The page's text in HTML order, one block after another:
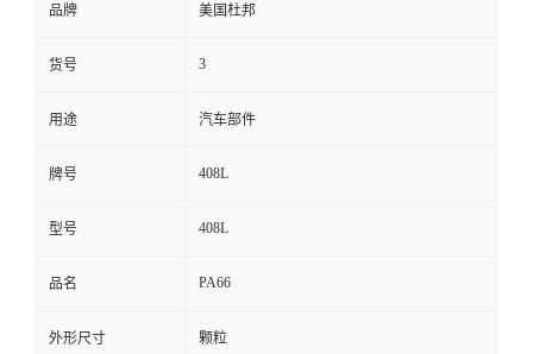
品牌 美国杜邦
货号 3
用途 汽车部件
牌号 408L
型号 408L
品名 PA66
外形尺寸 颗粒